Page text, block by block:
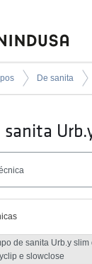
De sanita
sanita
de sanita Urb.y slim
e slowclose